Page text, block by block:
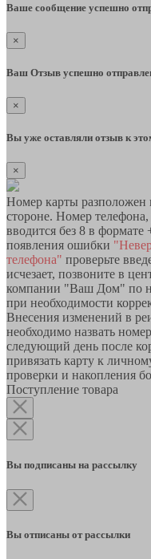
Ваше сообщение успешно
×
Ваш Отзыв успешно
×
Вы уже оставляли отзыв к
×
Номер карты разположен
стороне. Номер
вводится без 8 в
появления ошибки
телефона" проверьте
исчезает, позвоните в
компании "Ваш Дом" по
при необходимости
Внесения изменений в
необходимо назвать
следующий день после
привязать карту к
проверки и накопления
Поступление товара
Вы подписаны на рассылку
Вы отписаны от рассылки